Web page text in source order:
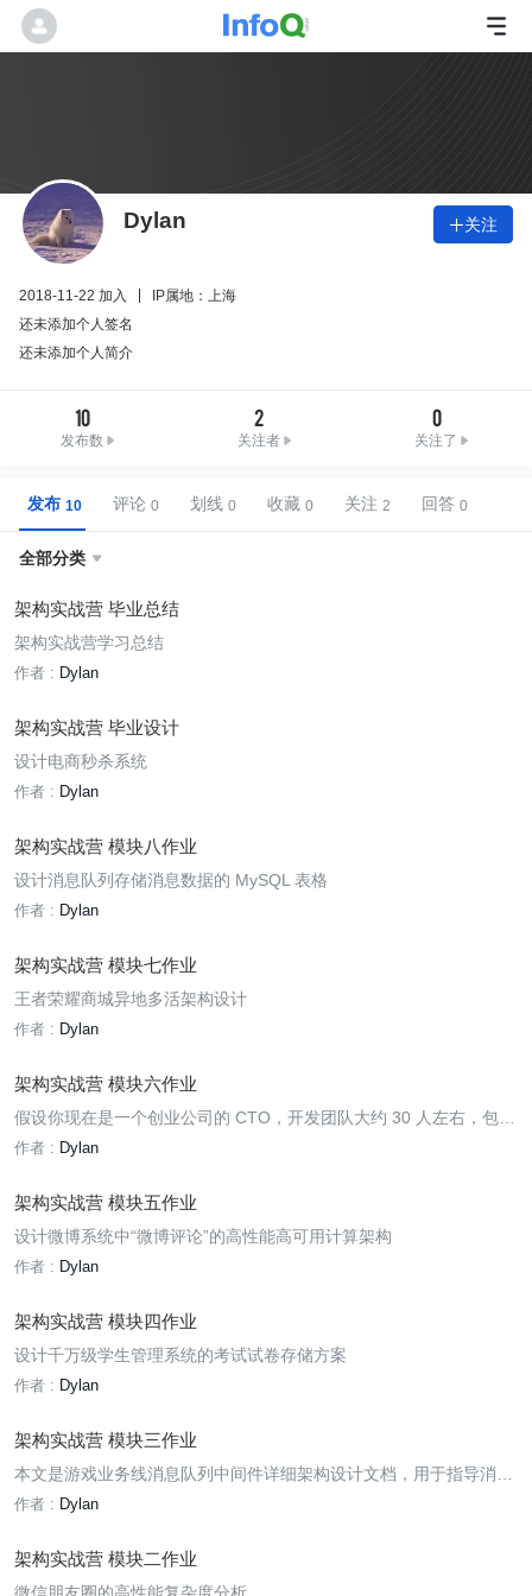
Dylan 关注
2018-11-22 加入
IP属地：上海
还未添加个人签名
还未添加个人简介
10
发布数
2
关注者
0
关注了
发布 评论 划线 收藏 关注 回答
全部分类 
架构实战营 毕业总结
架构实战营学习总结
作者 : Dylan
架构实战营 毕业设计
设计电商秒杀系统
作者 : Dylan
架构实战营 模块八作业
设计消息队列存储消息数据的 MySQL 表格
作者 : Dylan
架构实战营 模块七作业
王者荣耀商城异地多活架构设计
作者 : Dylan
架构实战营 模块六作业
假设你现在是一个创业公司的 CTO，开发团队大约 30 人左右，包括
5 个前端和 25 个后端，后端开发人员全部都是 Java，现在你们准备
服务基础设施选型。
作者 : Dylan
架构实战营 模块五作业
设计微博系统中“微博评论”的高性能高可用计算架构
作者 : Dylan
架构实战营 模块四作业
设计千万级学生管理系统的考试试卷存储方案
作者 : Dylan
架构实战营 模块三作业
本文是游戏业务线消息队列中间件详细架构设计文档，用于指导消息
队列后续的开发、测试和运维
作者 : Dylan
架构实战营 模块二作业